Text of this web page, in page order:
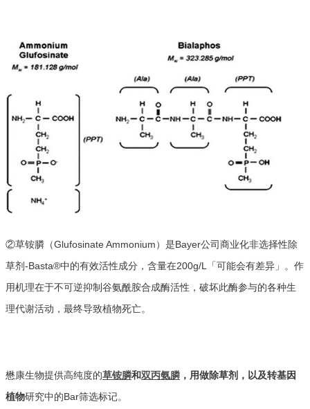
②草铵膦（Glufosinate Ammonium）是Bayer公司商业化非选择性除
草剂-Basta®中的有效活性成分，含量在200g/L「可能会有差异」。作
用机理在于不可逆抑制谷氨酰胺合成酶活性，破坏此酶参与的各种生
理代谢活动，最终导致植物死亡。
懋康生物提供高纯度的草铵膦和双丙氨膦 ，用做除草剂，以及转基因
植物研究中的Bar筛选标记。